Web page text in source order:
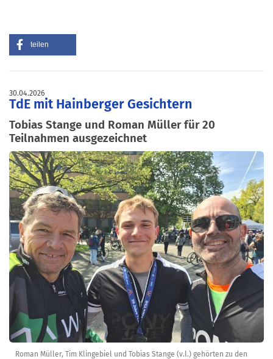
teilen
30.04.2026
TdE mit Hainberger Gesichtern
Tobias Stange und Roman Müller für 20
Teilnahmen ausgezeichnet
Roman Müller, Tim Klingebiel und Tobias Stange (v.l.) gehörten zu den